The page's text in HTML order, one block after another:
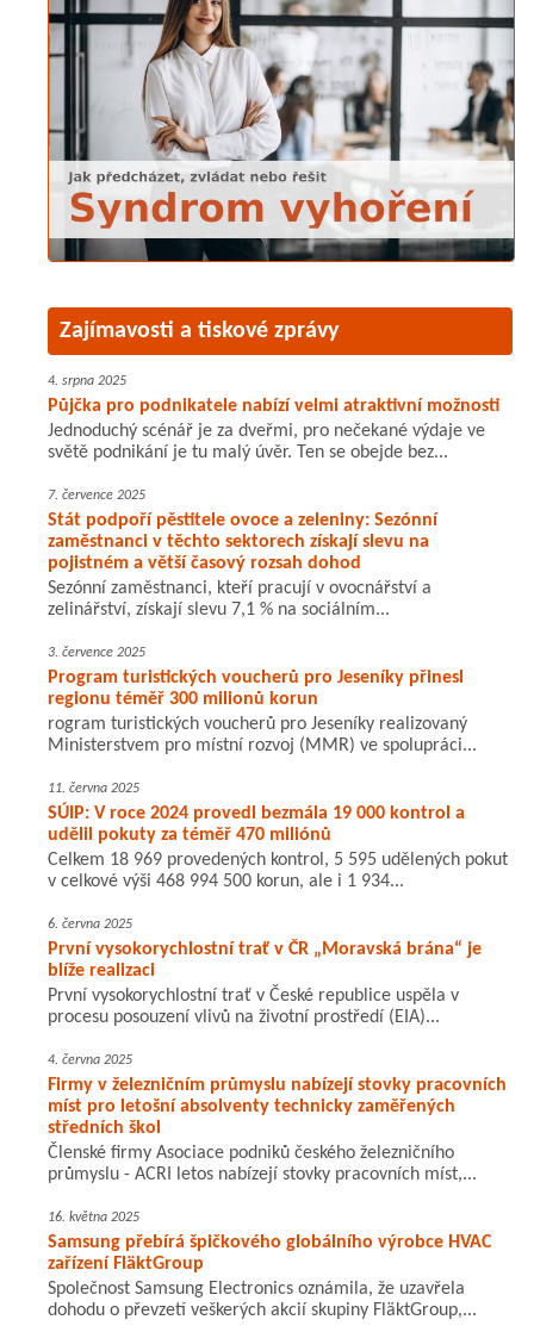
Zajímavosti a tiskové zprávy
4. srpna 2025
Půjčka pro podnikatele nabízí velmi atraktivní možnosti
Jednoduchý scénář je za dveřmi, pro nečekané výdaje ve
světě podnikání je tu malý úvěr. Ten se obejde bez...
7. července 2025
Stát podpoří pěstitele ovoce a zeleniny: Sezónní
zaměstnanci v těchto sektorech získají slevu na
pojistném a větší časový rozsah dohod
Sezónní zaměstnanci, kteří pracují v ovocnářství a
zelinářství, získají slevu 7,1 % na sociálním...
3. července 2025
Program turistických voucherů pro Jeseníky přinesl
regionu téměř 300 milionů korun
rogram turistických voucherů pro Jeseníky realizovaný
Ministerstvem pro místní rozvoj (MMR) ve spolupráci...
11. června 2025
SÚIP: V roce 2024 provedl bezmála 19 000 kontrol a
udělil pokuty za téměř 470 miliónů
Celkem 18 969 provedených kontrol, 5 595 udělených pokut
v celkové výši 468 994 500 korun, ale i 1 934...
6. června 2025
První vysokorychlostní trať v ČR „Moravská brána“ je
blíže realizaci
První vysokorychlostní trať v České republice uspěla v
procesu posouzení vlivů na životní prostředí (EIA)...
4. června 2025
Firmy v železničním průmyslu nabízejí stovky pracovních
míst pro letošní absolventy technicky zaměřených
středních škol
Členské firmy Asociace podniků českého železničního
průmyslu - ACRI letos nabízejí stovky pracovních míst,...
16. května 2025
Samsung přebírá špičkového globálního výrobce HVAC
zařízení FläktGroup
Společnost Samsung Electronics oznámila, že uzavřela
dohodu o převzetí veškerých akcií skupiny FläktGroup,...